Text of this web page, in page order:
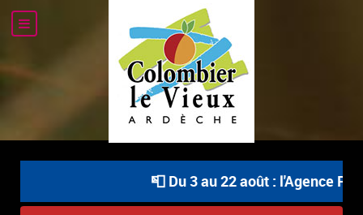
📮 Du 3 au 22 août : l'Agence